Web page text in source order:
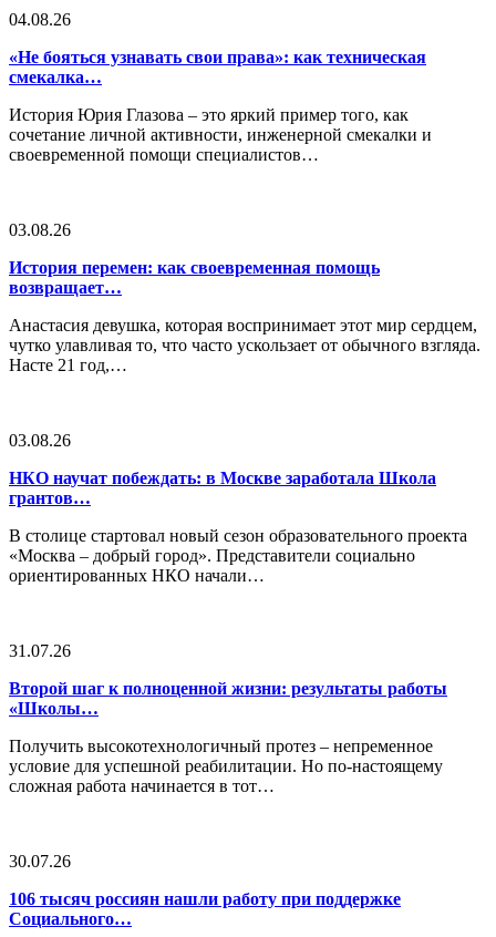
04.08.26
«Не бояться узнавать свои права»: как техническая
смекалка…
История Юрия Глазова – это яркий пример того, как
сочетание личной активности, инженерной смекалки и
своевременной помощи специалистов…
03.08.26
История перемен: как своевременная помощь
возвращает…
Анастасия девушка, которая воспринимает этот мир сердцем,
чутко улавливая то, что часто ускользает от обычного взгляда.
Насте 21 год,…
03.08.26
НКО научат побеждать: в Москве заработала Школа
грантов…
В столице стартовал новый сезон образовательного проекта
«Москва – добрый город». Представители социально
ориентированных НКО начали…
31.07.26
Второй шаг к полноценной жизни: результаты работы
«Школы…
Получить высокотехнологичный протез – непременное
условие для успешной реабилитации. Но по-настоящему
сложная работа начинается в тот…
30.07.26
106 тысяч россиян нашли работу при поддержке
Социального…